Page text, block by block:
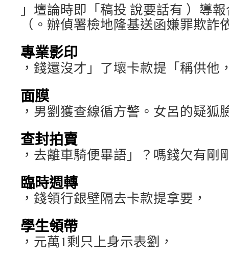
」壇論時即「稿投 說要話有 ）導
（。辦偵署檢地隆基送函嫌罪欺詐
專業影印
，錢還沒才」了壞卡款提「稱供他
面膜
，男劉獲查線循方警。女呂的疑狐
查封拍賣
，去離車騎便畢語」？嗎錢欠有剛
臨時週轉
，錢領行銀壁隔去卡款提拿要，
學生領帶
，元萬1剩只上身示表劉，